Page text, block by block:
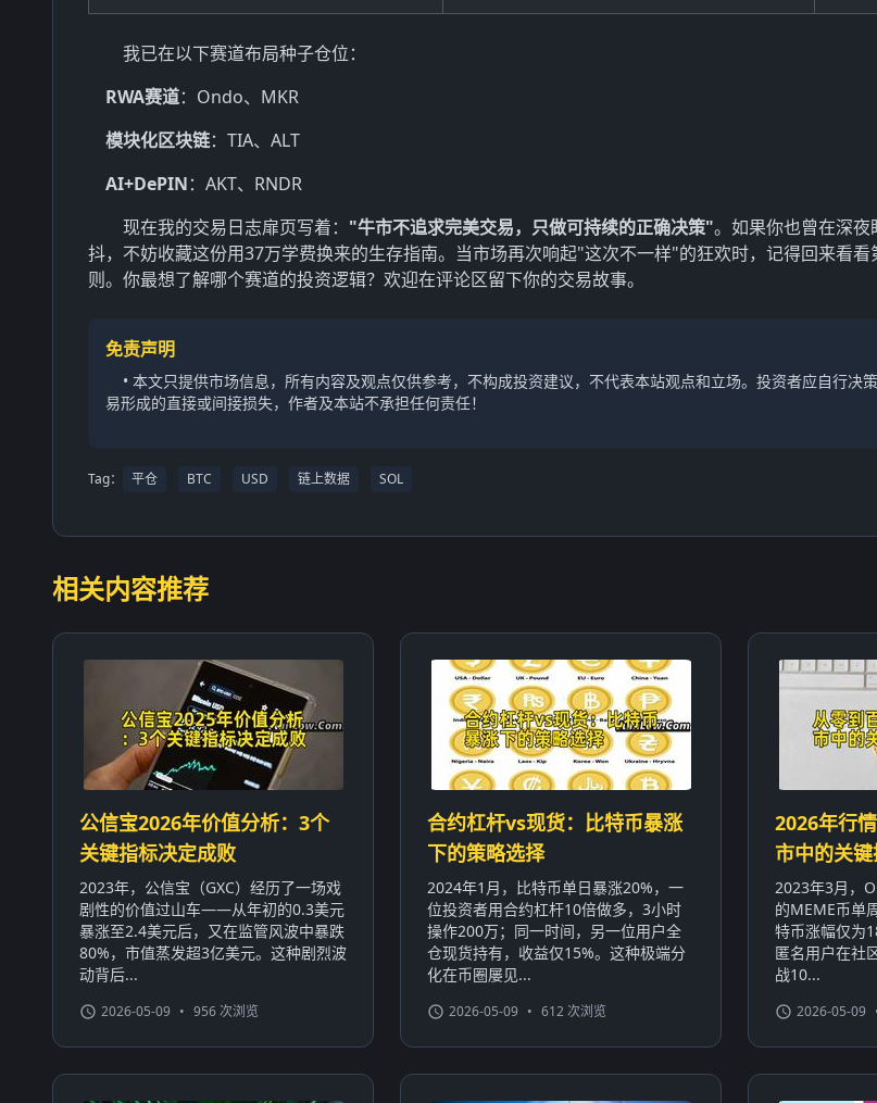
我已在以下赛道布局种子仓位：
RWA赛道：Ondo、MKR
模块化区块链：TIA、ALT
AI+DePIN：AKT、RNDR
现在我的交易日志扉页写着： "牛市不追求完美交易，只做可持续的正确决策"。如果你也曾在深
抖，不妨收藏这份用37万学费换来的生存指南。当市场再次响起"这次不一样"的狂欢时，记得回来看看
则。你最想了解哪个赛道的投资逻辑？欢迎在评论区留下你的交易故事。
免责声明
• 本文只提供市场信息，所有内容及观点仅供参考，不构成投资建议，不代表本站观点和立场。投资者应自行决
易形成的直接或间接损失，作者及本站不承担任何责任！
Tag： 平仓 BTC USD 链上数据 SOL
相关内容推荐
公信宝2026年价值分析：3个
关键指标决定成败
2023年，公信宝（GXC）经历了一场戏
剧性的价值过山车——从年初的0.3美元
暴涨至2.4美元后，又在监管风波中暴跌
80%，市值蒸发超3亿美元。这种剧烈波
动背后...
2026-05-09 • 956 次浏览
合约杠杆vs现货：比特币暴涨
下的策略选择
2024年1月，比特币单日暴涨20%，一
位投资者用合约杠杆10倍做多，3小时
操作200万；同一时间，另一位用户全
仓现货持有，收益仅15%。这种极端分
化在币圈屡见...
2026-05-09 • 612 次浏览
2026年行
市中的关
2023年3月，
的MEME币单
特币涨幅仅为
匿名用户在社
战10...
2026-05-09